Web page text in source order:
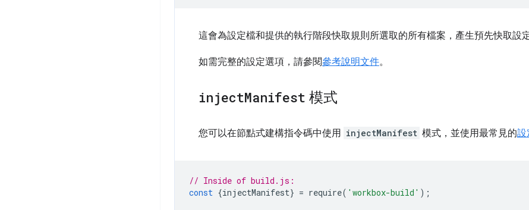
這會為設定檔和提供的執行階段快取規則所選取的所有檔案，產生預先快取設
如需完整的設定選項，請參閱參考說明文件。
injectManifest 模式
您可以在節點式建構指令碼中使用 injectManifest 模式，並使用最常見的設
// Inside of build.js:
const {injectManifest} = require( 'workbox-build' );